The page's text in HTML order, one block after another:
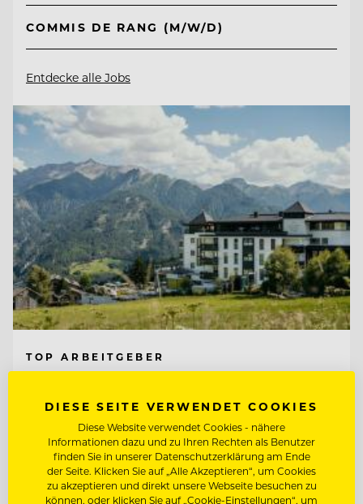
COMMIS DE RANG (M/W/D)
Entdecke alle Jobs
TOP ARBEITGEBER
6533 Fiss/Tirol, Österreich
MARKETING MANAGER (M/W/D)
DIESE SEITE VERWENDET COOKIES
Diese Website verwendet Cookies - nähere
Informationen dazu und zu Ihren Rechten als Benutzer
finden Sie in unserer Datenschutzerklärung am Ende
der Seite. Klicken Sie auf „Alle Akzeptieren“, um Cookies
zu akzeptieren und direkt unsere Webseite besuchen zu
können, oder klicken Sie auf „Cookie-Einstellungen“, um